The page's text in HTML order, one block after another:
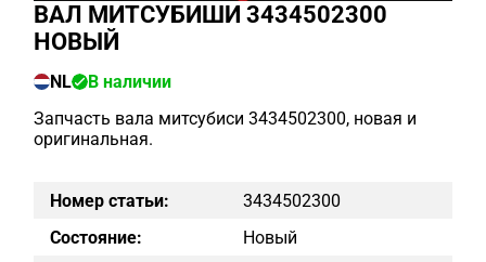
ВАЛ МИТСУБИШИ 3434502300
НОВЫЙ
NL
В наличии
Запчасть вала митсубиси 3434502300, новая и
оригинальная.
Номер статьи:
3434502300
Состояние:
Новый